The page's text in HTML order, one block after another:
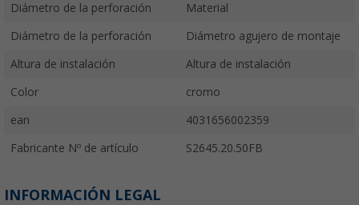
Diámetro de la perforación Material
Diámetro de la perforación Diámetro agujero de montaje
Altura de instalación Altura de instalación
Color cromo
ean 4031656002359
Fabricante Nº de artículo S2645.20.50FB
INFORMACIÓN LEGAL